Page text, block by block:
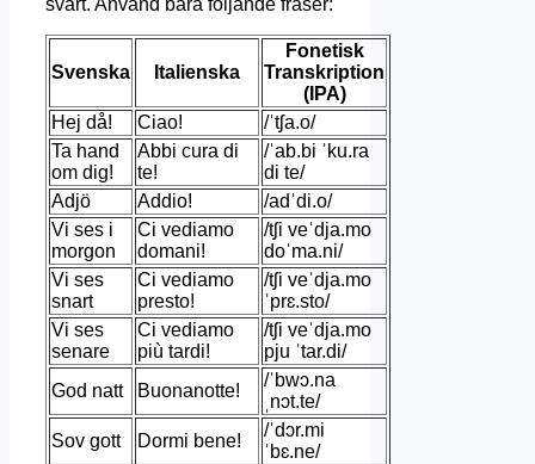
Svenska Italienska
Fonetisk
Transkription
(IPA)
Hej då!
Ciao!
/ˈtʃa.o/
Ta hand
om dig!
Abbi cura di
te!
/ˈab.bi ˈku.ra
di te/
Adjö
Addio!
/adˈdi.o/
Vi ses i
morgon
Ci vediamo
domani!
/tʃi veˈdja.mo
doˈma.ni/
Vi ses
snart
Ci vediamo
presto!
/tʃi veˈdja.mo
ˈprɛ.sto/
Vi ses
senare
Ci vediamo
più tardi!
/tʃi veˈdja.mo
pju ˈtar.di/
God natt
Buonanotte!
/ˈbwɔ.na
ˌnɔt.te/
Sov gott
Dormi bene!
/ˈdɔr.mi
ˈbɛ.ne/